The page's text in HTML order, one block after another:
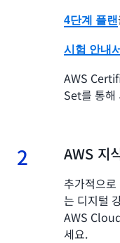
4단계 플랜
시험 안내
AWS
Set를 통해
2 2.
AWS 지
추가적으
는 디지털
AWS
세요.